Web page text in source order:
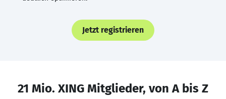
Jetzt registrieren
21 Mio. XING Mitglieder, von A bis Z